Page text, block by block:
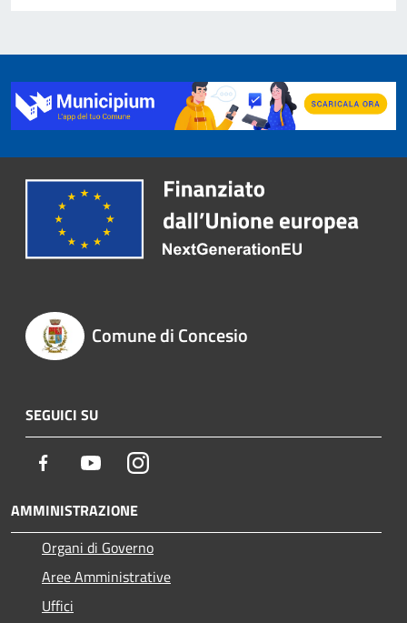
Comune di Concesio
SEGUICI SU
Facebook YoutubeInstagram
AMMINISTRAZIONE
Organi di Governo
Aree Amministrative
Uffici